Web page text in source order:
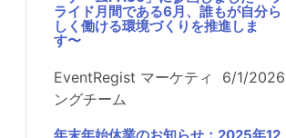
ライド月間である6月、誰もが自分ら
しく働ける環境づくりを推進しま
す〜
EventRegist マーケティ
ングチーム
6/1/2026